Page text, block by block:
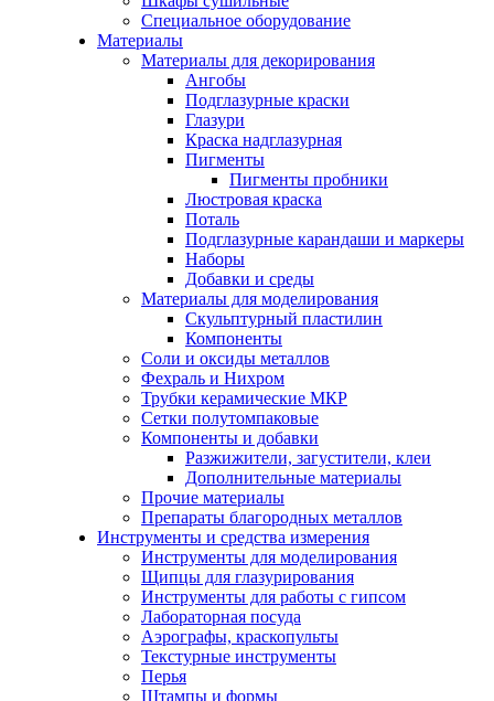
Специальное оборудование
Материалы
Материалы для декорирования
Ангобы
Подглазурные краски
Глазури
Краска надглазурная
Пигменты
Пигменты пробники
Люстровая краска
Поталь
Подглазурные карандаши и маркеры
Наборы
Добавки и среды
Материалы для моделирования
Скульптурный пластилин
Компоненты
Соли и оксиды металлов
Фехраль и Нихром
Трубки керамические МКР
Сетки полутомпаковые
Компоненты и добавки
Разжижители, загустители, клеи
Дополнительные материалы
Прочие материалы
Препараты благородных металлов
Инструменты и средства измерения
Инструменты для моделирования
Щипцы для глазурирования
Инструменты для работы с гипсом
Лабораторная посуда
Аэрографы, краскопульты
Текстурные инструменты
Перья
Штампы и формы